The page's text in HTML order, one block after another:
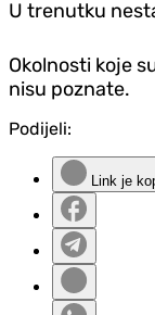
U trenutku
Okolnosti koje
nisu poznate.
Podijeli:
Link je